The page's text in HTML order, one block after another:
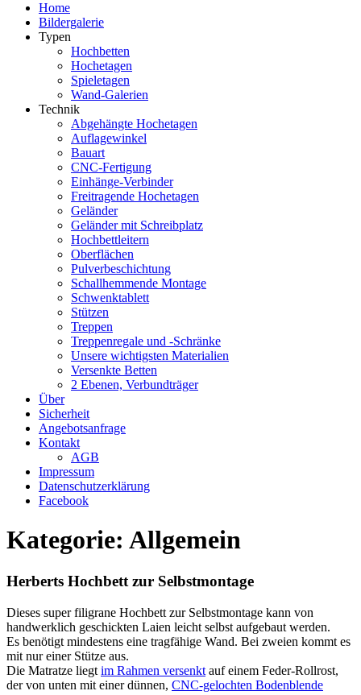
contentHome
Bildergalerie
Typen
Hochbetten
Hochetagen
Spieletagen
Wand-Galerien
Technik
Abgehängte Hochetagen
Auflagewinkel
Bauart
CNC-Fertigung
Einhänge-Verbinder
Freitragende Hochetagen
Geländer
Geländer mit Schreibplatz
Hochbettleitern
Oberflächen
Pulverbeschichtung
Schallhemmende Montage
Schwenktablett
Stützen
Treppen
Treppenregale und -Schränke
Unsere wichtigsten Materialien
Versenkte Betten
2 Ebenen, Verbundträger
Über
Sicherheit
Angebotsanfrage
Kontakt
AGB
Impressum
Datenschutzerklärung
Facebook
Kategorie: Allgemein
Herberts Hochbett zur Selbstmontage
Dieses super filigrane Hochbett zur Selbstmontage kann von
handwerklich geschickten Laien leicht selbst aufgebaut werden.
Es benötigt mindestens eine tragfähige Wand. Bei zweien kommt es
mit nur einer Stütze aus.
Die Matratze liegt im Rahmen versenkt auf einem Feder-Rollrost,
der von unten mit einer dünnen, CNC-gelochten Bodenblende